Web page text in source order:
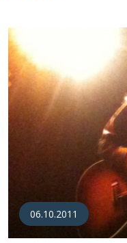
06.10.2011